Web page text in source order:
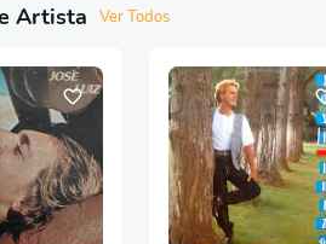
Artista Ver Todos